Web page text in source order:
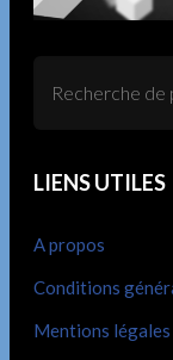
LIENS UTILES
A propos
Conditions
Mentions légales